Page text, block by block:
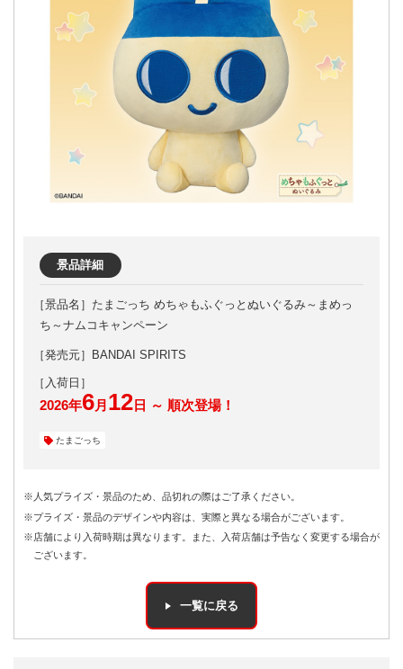
景品詳細
たまごっち めちゃもふぐっとぬいぐるみ～まめっ
ち～ナムコキャンペーン
［発売元］BANDAI SPIRITS
2026年6月 12日 ～ 順次登場！
たまごっち
※人気プライズ・景品のため、品切れの際はご了承ください。
※プライズ・景品のデザインや内容は、実際と異なる場合がございます。
※店舗により入荷時期は異なります。また、入荷店舗は予告なく変更する場合が
ございます。
一覧に戻る